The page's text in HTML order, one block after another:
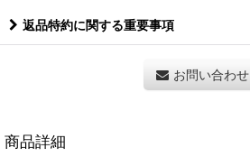
返品特約に関する重要事項
お問い合わせ
商品詳細